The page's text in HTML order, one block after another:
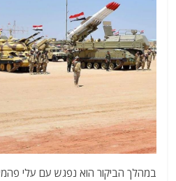
במהלך הביקור הוא נפגש עם עלי